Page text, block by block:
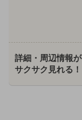
詳細・周辺情報が
サクサク見れる！